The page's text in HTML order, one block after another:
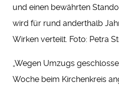
und einen bewährten
wird für rund anderthalb
Wirken verteilt. Foto: Petra
„Wegen Umzugs
Woche beim Kirchenkreis